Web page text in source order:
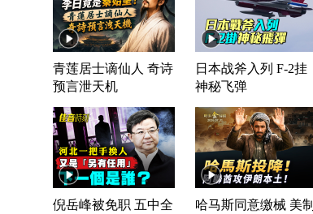
青莲居士谪仙人 奇诗
预言泄天机
日本战斧入列 F-2挂
神秘飞弹
倪岳峰被免职 五中全
哈马斯同意缴械 美制